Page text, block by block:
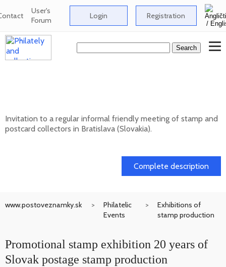
User's
Forum Login Registration
Invitation to a regular informal friendly meeting of stamp and
postcard collectors in Bratislava (Slovakia).
Complete description
www.postoveznamky.sk
Philatelic
Events
Exhibitions of
stamp production
Promotional stamp exhibition 20 years of
Slovak postage stamp production